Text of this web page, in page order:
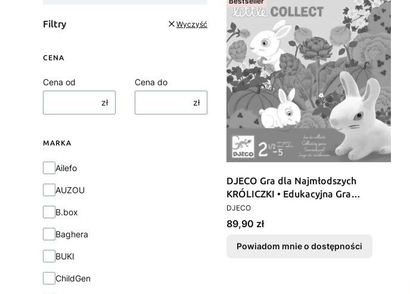
Filtry Wyczyść
CENA
Cena od
zł
Cena do
zł
MARKA
Marka
Ailefo
AUZOU
B.box
Baghera
BUKI
ChildGen
DJECO Gra dla Najmłodszych
KRÓLICZKI • Edukacyjna Gra
Planszowa • Dla Dzieci 2,5-5 lat
PRODUCENT
DJECO
Cena
89,90 zł
Powiadom mnie o dostępności